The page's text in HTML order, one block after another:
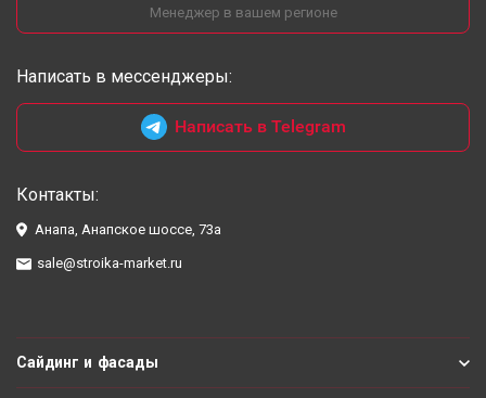
Менеджер в вашем регионе
Написать в мессенджеры:
Написать в Telegram
Контакты:
Анапа, Анапское шоссе, 73а
sale@stroika-market.ru
Сайдинг и фасады